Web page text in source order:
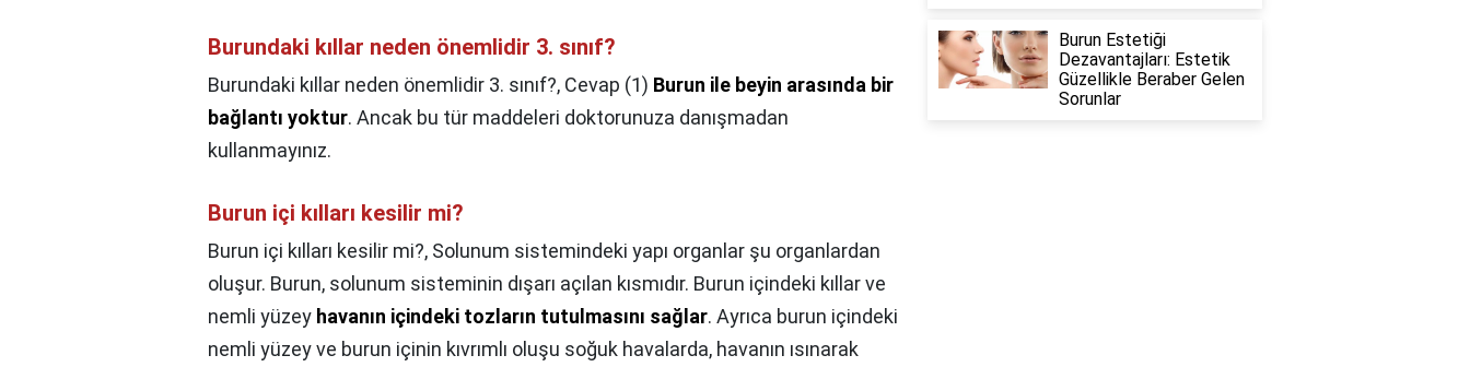
Burundaki kıllar neden önemlidir 3. sınıf?
Burundaki kıllar neden önemlidir 3. sınıf?, Cevap (1) Burun ile beyin arasında bir
bağlantı yoktur. Ancak bu tür maddeleri doktorunuza danışmadan
kullanmayınız.
Burun içi kılları kesilir mi?
Burun içi kılları kesilir mi?, Solunum sistemindeki yapı organlar şu organlardan
oluşur. Burun, solunum sisteminin dışarı açılan kısmıdır. Burun içindeki kıllar ve
nemli yüzey havanın içindeki tozların tutulmasını sağlar. Ayrıca burun içindeki
nemli yüzey ve burun içinin kıvrımlı oluşu soğuk havalarda, havanın ısınarak
Burun Estetiği
Dezavantajları: Estetik
Güzellikle Beraber Gelen
Sorunlar